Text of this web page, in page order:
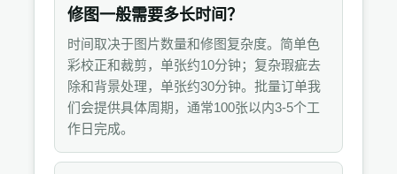
修图一般需要多长时间？
时间取决于图片数量和修图复杂度。简单色
彩校正和裁剪，单张约10分钟；复杂瑕疵去
除和背景处理，单张约30分钟。批量订单我
们会提供具体周期，通常100张以内3-5个工
作日完成。